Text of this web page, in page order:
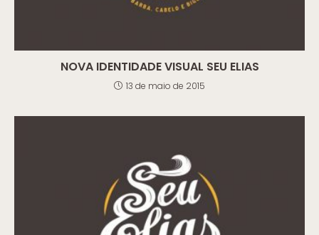
NOVA IDENTIDADE VISUAL SEU ELIAS
13 de maio de 2015